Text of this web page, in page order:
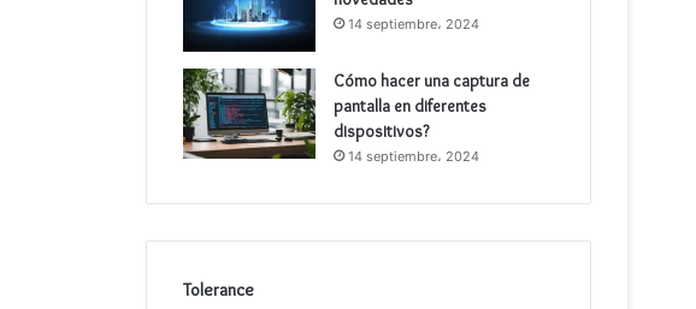
14 septiembre، 2024
Cómo hacer una captura de
pantalla en diferentes
dispositivos?
14 septiembre، 2024
Tolerance